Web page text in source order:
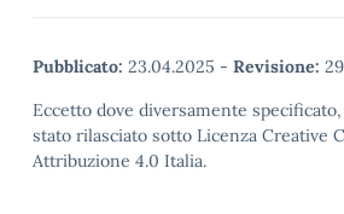
Pubblicato: 23.04.2025 - Revisione:
Eccetto dove diversamente
stato rilasciato sotto Licenza Creative
Attribuzione 4.0 Italia.